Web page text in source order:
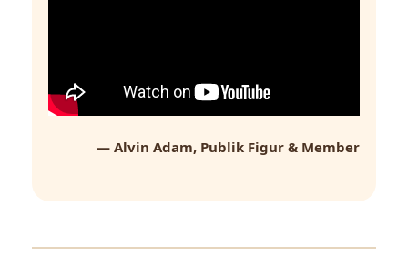
— Alvin Adam, Publik Figur & Member